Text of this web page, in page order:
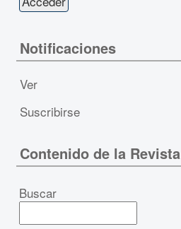
Notificaciones
Ver
Suscribirse
Contenido de la Revista
Buscar